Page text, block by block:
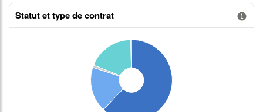
Statut et type de contrat